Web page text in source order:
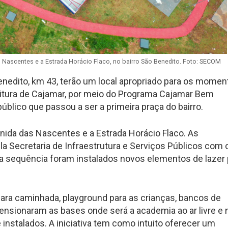
e a Estrada Horácio Flaco, no bairro São Benedito. Foto: SECOM
km 43, terão um local apropriado para os
de Cajamar, por meio do Programa Cajamar Bem
que passou a ser a primeira praça do bairro.
das Nascentes e a Estrada Horácio Flaco. As
Secretaria de Infraestrutura e Serviços Públicos com
sequência foram instalados novos elementos de lazer
caminhada, playground para as crianças, bancos de
as bases onde será a academia ao ar livre e
A iniciativa tem como intuito oferecer um